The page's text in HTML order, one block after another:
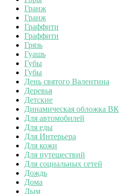
Гранж
Гранж
Граффити
Граффити
Грязь
Гуашь
Губы
Губы
День святого Валентина
Деревья
Детские
Динамическая обложка ВК
Для автомобилей
Для еды
Для Интерьера
Для кожи
Для путешествий
Для социальных сетей
Дождь
Дома
Дым